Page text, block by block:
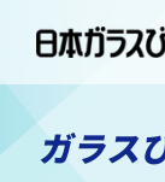
ガラス